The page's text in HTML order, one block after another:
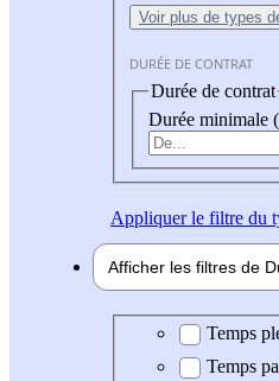
Voir plus de types
DURÉE DE CONTRAT
Durée de contrat
Durée minimale
Appliquerle filtre du
Afficher les filtres de
Durée
Temps
Temps